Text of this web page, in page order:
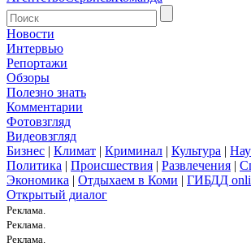
Новости
Интервью
Репортажи
Обзоры
Полезно знать
Комментарии
Фотовзгляд
Видеовзгляд
Бизнес | Климат | Криминал | Культура |
Политика | Происшествия | Развлечения |
Экономика | Отдыхаем в Коми | ГИБДД
Открытый диалог
Реклама.
Реклама.
Реклама.